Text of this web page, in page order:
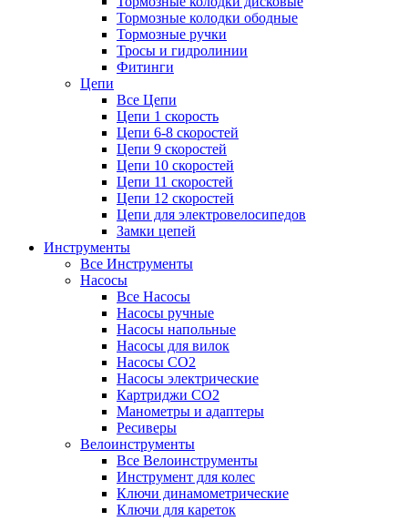
Тормозные колодки ободные
Тормозные ручки
Тросы и гидролинии
Фитинги
Цепи
Все Цепи
Цепи 1 скорость
Цепи 6-8 скоростей
Цепи 9 скоростей
Цепи 10 скоростей
Цепи 11 скоростей
Цепи 12 скоростей
Цепи для электровелосипедов
Замки цепей
Инструменты
Все Инструменты
Насосы
Все Насосы
Насосы ручные
Насосы напольные
Насосы для вилок
Насосы CO2
Насосы электрические
Картриджи CO2
Манометры и адаптеры
Ресиверы
Велоинструменты
Все Велоинструменты
Инструмент для колес
Ключи динамометрические
Ключи для кареток